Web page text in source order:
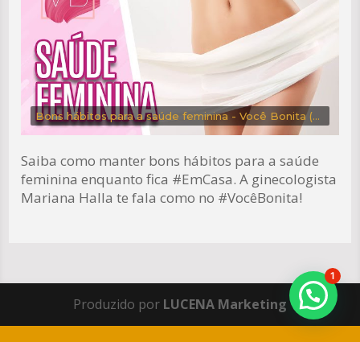
Bons hábitos para a saúde feminina - Você Bonita (28/04/20)
Saiba como manter bons hábitos para a saúde
feminina enquanto fica #EmCasa. A ginecologista
Mariana Halla te fala como no #VocêBonita!
Produzido por LUCENA Marketing
1